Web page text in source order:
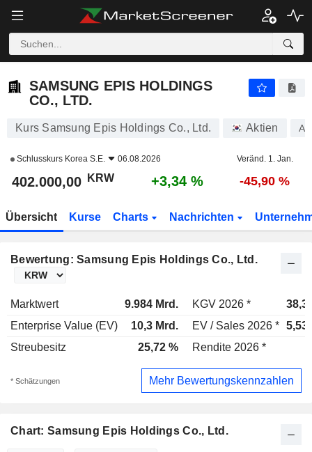
SAMSUNG EPIS HOLDINGS
CO., LTD.
Kurs Samsung Epis Holdings Co., Ltd. Aktien
Schlusskurs Korea S.E. 06.08.2026 Veränd. 1. Jan.
402.000,00 KRW +3,34 % -45,90 %
Übersicht Kurse Charts Nachrichten
Bewertung: Samsung Epis Holdings Co., Ltd.
Marktwert 9.984 Mrd. KGV 2026 *
Enterprise Value (EV)
10,3 Mrd. EV / Sales 2026 *
Streubesitz
25,72 % Rendite 2026 *
* Schätzungen Mehr Bewertungskennzahlen
Chart: Samsung Epis Holdings Co., Ltd.